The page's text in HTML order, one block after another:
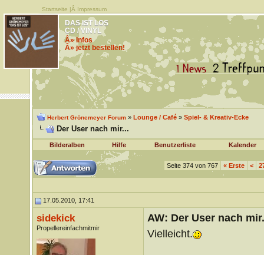
Startseite |Â Impressum
DAS IST LOS
CD / VINYL
Â» Infos
Â» jetzt bestellen!
Herbert Grönemeyer Forum» Lounge / Café» Spiel- & Kreativ-Ecke
Der User nach mir...
Bilderalben Hilfe Benutzerliste Kalender
Seite 374 von 767 «Erste <
17.05.2010, 17:41
sidekick
Propellereinfachmitmir
AW: Der User nach
Vielleicht.